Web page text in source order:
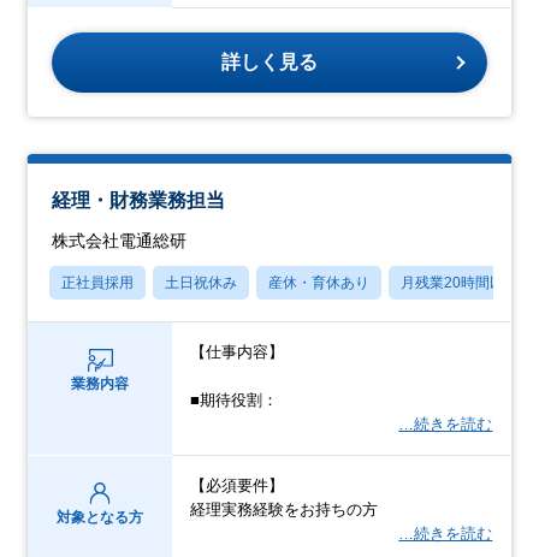
詳しく見る
経理・財務業務担当
株式会社電通総研
正社員採用 土日祝休み 産休・育休あり 月残業20時間以内
業務内容
【仕事内容】
■期待役割：
…続きを読む
対象となる方
【必須要件】
経理実務経験をお持ちの方
…続きを読む